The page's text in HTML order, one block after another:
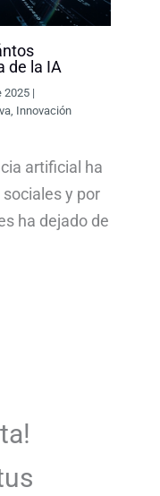
de la IA
2025 |
Innovación
artificial ha
y por
ha dejado de